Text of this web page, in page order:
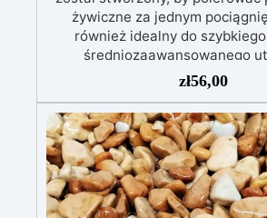
żywiczne za jednym
również idealny do
średniozaawansowanego
delikatnych zadrapań, skaz i
defektów na żywicznej
usuwa defekty pozostawione
ścierne o ziarnistości P1500
pozostawia wspaniałe
pozbawione
ciemniejszych żelkotach, które
więcej trudności.
zł56,00